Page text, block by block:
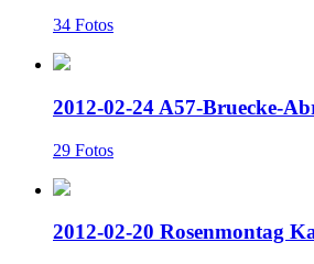
34 Fotos
2012-02-24 A57-Bruecke-
29 Fotos
2012-02-20 Rosenmontag